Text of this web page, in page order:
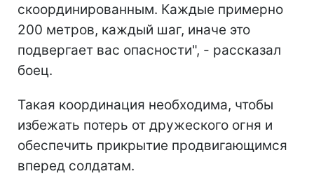
скоординированным. Каждые примерно
200 метров, каждый шаг, иначе это
подвергает вас опасности", - рассказал
боец.
Такая координация необходима, чтобы
избежать потерь от дружеского огня и
обеспечить прикрытие продвигающимся
вперед солдатам.